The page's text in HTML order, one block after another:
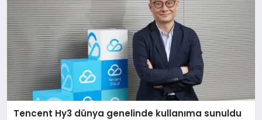
Tencent Hy3 dünya genelinde kullanıma sunuldu